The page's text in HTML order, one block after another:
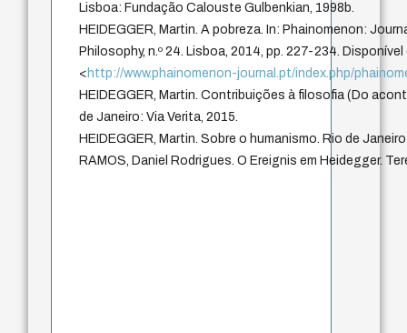
Lisboa: Fundação Calouste Gulbenkian, 1998b.
HEIDEGGER, Martin. A pobreza. In: Phainomenon:
Philosophy, n.º 24. Lisboa, 2014, pp. 227-234. Disponível
< http://www.phainomenon-journal.pt/index.php/
HEIDEGGER, Martin. Contribuições à filosofia (Do
de Janeiro: Via Verita, 2015.
HEIDEGGER, Martin. Sobre o humanismo. Rio de
RAMOS, Daniel Rodrigues. O Ereignis em Heidegger.